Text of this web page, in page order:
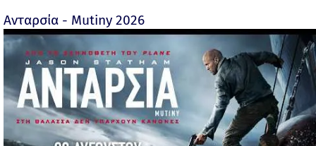
Ανταρσία - Mutiny 2026